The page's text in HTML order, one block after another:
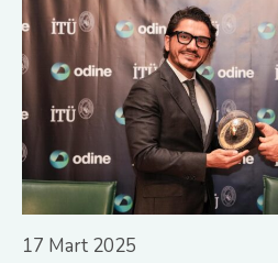
17 Mart 2025